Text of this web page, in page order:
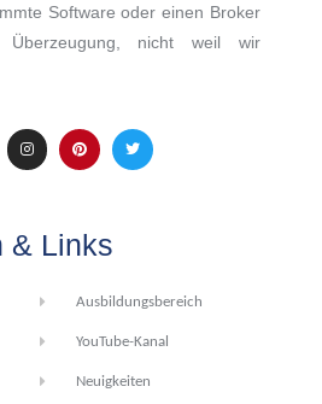
Software oder einen Broker
nicht weil wir
& Links
Ausbildungsbereich
YouTube-Kanal
Neuigkeiten